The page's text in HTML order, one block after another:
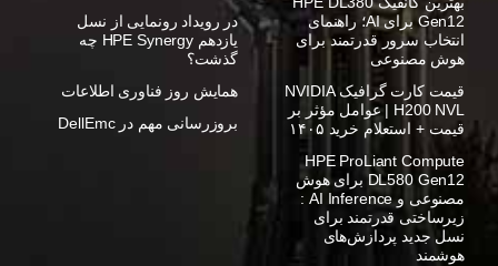
Gen12 برای AI؛ راهنمای
انتخاب سرور قدرتمند برای
هوش مصنوعی
قیمت کارت گرافیک NVIDIA
H200 NVL | عوامل مؤثر بر
قیمت + استعلام خرید ۱۴۰۵
HPE ProLiant Compute
DL580 Gen12 برای هوش
مصنوعی و AI Inference :
زیرساختی قدرتمند برای
نسل جدید پردازش‌های
هوشمند
در رویداد رونمایی از نسل
یازدهم HPE Synergy چه
گذشت؟
همایش روز فناوری اطلاعات
بروزرسانی مهم در DellEmc